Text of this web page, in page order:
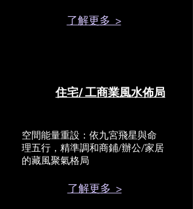
了解更多 >
住宅/ 工商業風水佈局
空間能量重設：依九宮飛星與命
理五行，精準調和商鋪/辦公/家居
的藏風聚氣格局
了解更多 >